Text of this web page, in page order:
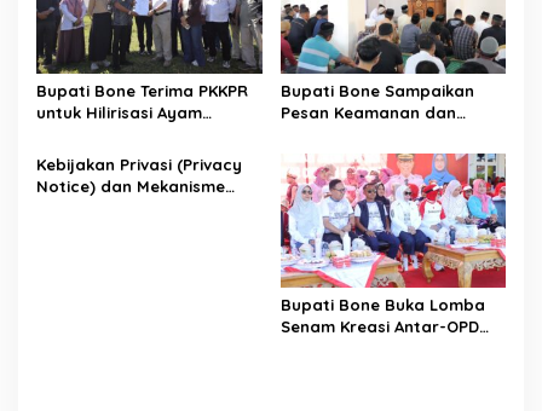
Bupati Bone Terima PKKPR
untuk Hilirisasi Ayam
Bupati Bone Sampaikan
Pesan Keamanan dan
Kebijakan Privasi (Privacy
Notice) dan Mekanisme
Bupati Bone Buka Lomba
Senam Kreasi Antar-OPD